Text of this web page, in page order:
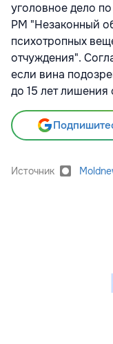
уголовное дело
РМ "Незаконный
психотропных
отчуждения".
если вина
до 15 лет лишения
Источник